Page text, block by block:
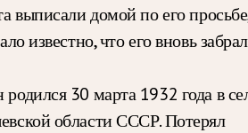
выписали домой по его
известно, что его вновь
30 марта 1932 года в
области СССР. Потерял